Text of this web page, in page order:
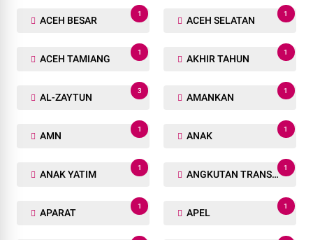
ACEH BESAR
1
ACEH SELATAN
1
ACEH TAMIANG
1
AKHIR TAHUN
1
AL-ZAYTUN
3
AMANKAN
1
AMN
1
ANAK
1
ANAK YATIM
1
ANGKUTAN TRANSPORTASI
1
APARAT
1
APEL
1